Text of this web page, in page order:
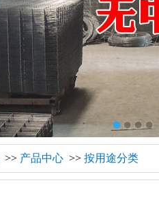
>> 产品中心 >> 按用途分类